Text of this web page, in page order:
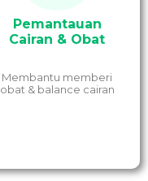
Pemantauan
Cairan & Obat
Membantu memberi
obat & balance cairan
keseimbangan cairan
tubuh antara asupan
dan pengeluarannya.